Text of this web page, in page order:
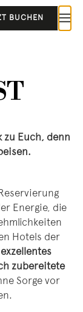
BUCHEN
zu Euch, denn
Energie, die
Hotels der
exzellentes
zubereitete
Sorge vor